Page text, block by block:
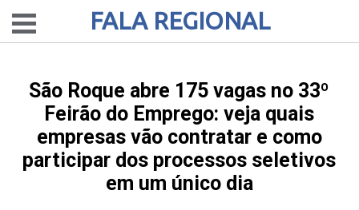
FALA REGIONAL
São Roque abre 175 vagas no 33º
Feirão do Emprego: veja quais
empresas vão contratar e como
participar dos processos seletivos
em um único dia